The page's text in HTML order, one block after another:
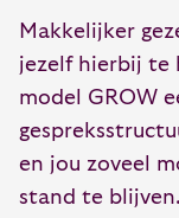
Makkelijker
jezelf hierbij te
model GROW
en jou zoveel
stand te blijven.